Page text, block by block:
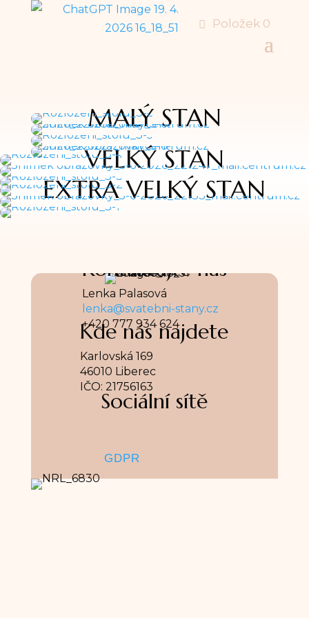
Položek 0
MALÝ STAN
VELKÝ STAN
EXTRA VELKÝ STAN
Kontaktujte nás
Lenka Palasová
lenka@svatebni-stany.cz
+420 777 934 624
Kde nás najdete
Karlovská 169
46010 Liberec
IČO: 21756163
Sociální sítě
GDPR